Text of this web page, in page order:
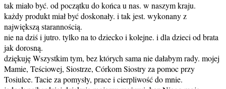
tak miało być. od początku do końca u nas. w naszym kraju.
każdy produkt miał być doskonały. i tak jest. wykonany z
największą starannością.
nie na dziś i jutro. tylko na to dziecko i kolejne. i dla dzieci od brata
jak dorosną.
dziękuję Wszystkim tym, bez których sama nie dałabym rady. mojej
Mamie, Teściowej, Siostrze, Córkom Siostry za pomoc przy
Tosiulce. Tacie za pomysły, prace i cierpliwość do mnie.